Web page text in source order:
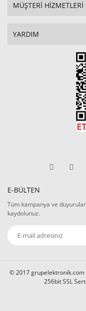
MÜŞTERİ HİZMETLERİ
YARDIM
E-BÜLTEN
Tüm kampanya ve
kaydolunuz.
© 2017 grupelektronik.com
256bit SSL